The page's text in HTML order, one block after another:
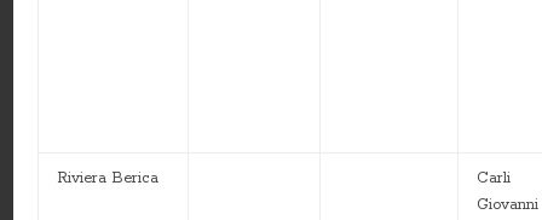
Riviera Berica
Carli
Giovanni